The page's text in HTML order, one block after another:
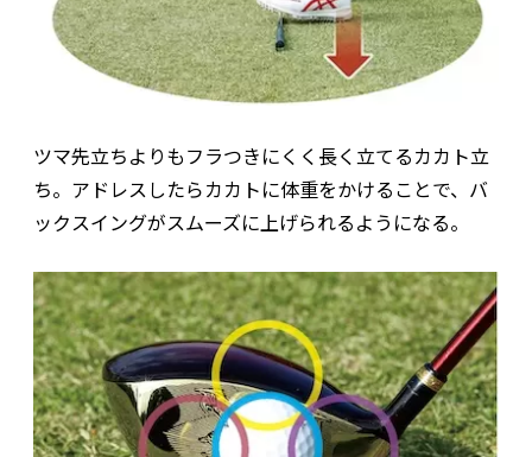
ツマ先立ちよりもフラつきにくく長く立てるカカト立
ち。アドレスしたらカカトに体重をかけることで、バ
ックスイングがスムーズに上げられるようになる。